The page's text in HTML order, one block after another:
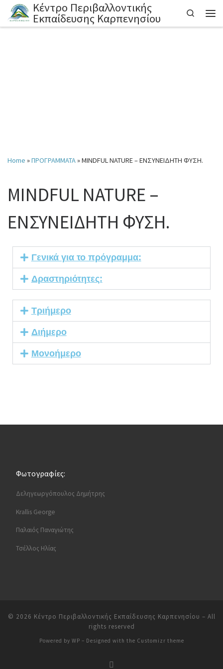
Skip to content
Κέντρο Περιβαλλοντικής
Εκπαίδευσης Καρπενησίου Search
Home »ΠΡΟΓΡΑΜΜΑΤΑ»MINDFUL NATURE – ΕΝΣΥΝΕΙΔΗΤΗ ΦΥΣΗ.
MINDFUL NATURE –
ΕΝΣΥΝΕΙΔΗΤΗ ΦΥΣΗ.
Γενικά για το πρόγραμμα:
Δραστηριότητες:
Τριήμερο
Διήμερο
Μονοήμερο
Φωτογραφίες:
Δεληγεωργόπουλος Δημήτρης
Krallis George
Παλαιός Παναγιώτης
Τσέλλος Ηλίας
© 2026 Κέντρο Περιβαλλοντικής Εκπαίδευσης Καρπενησίου – All
rights reserved
Powered by WP – Designed with the Customizr theme